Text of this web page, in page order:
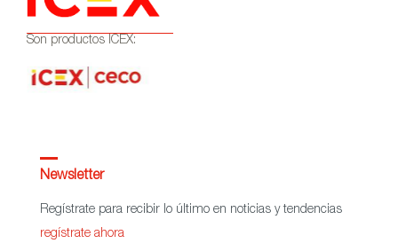
Son productos ICEX:
Newsletter
Regístrate para recibir lo último en noticias y tendencias
regístrate ahora